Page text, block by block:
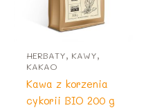
HERBATY, KAWY,
KAKAO
Kawa z korzenia
cykorii BIO 200 g